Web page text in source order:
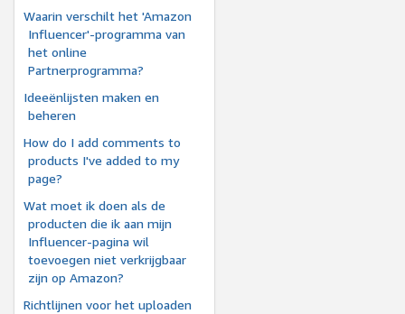
Waarin verschilt het 'Amazon
Influencer'-programma van
het online
Partnerprogramma?
Ideeënlijsten maken en
beheren
How do I add comments to
products I've added to my
page?
Wat moet ik doen als de
producten die ik aan mijn
Influencer-pagina wil
toevoegen niet verkrijgbaar
zijn op Amazon?
Richtlijnen voor het uploaden